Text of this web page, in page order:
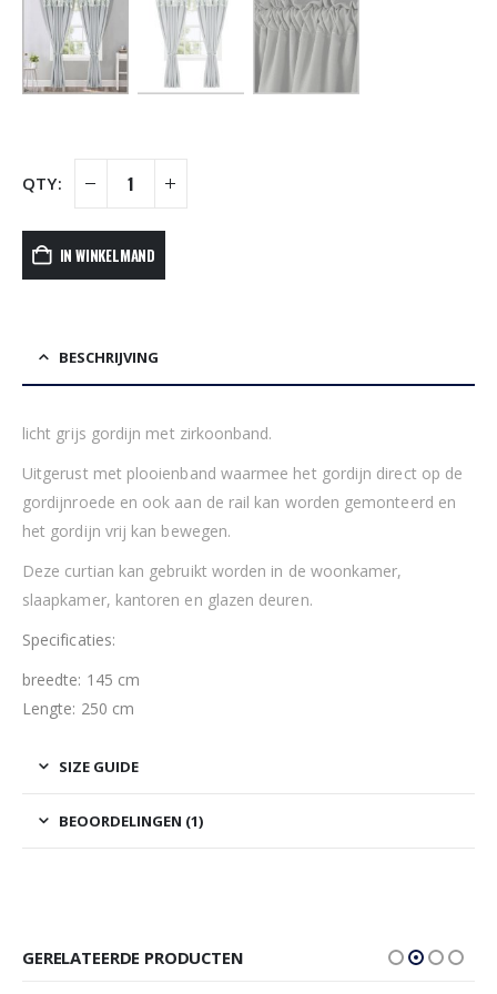
IN WINKELMAND
BESCHRIJVING
licht grijs gordijn met zirkoonband.
Uitgerust met plooienband waarmee het gordijn direct op de
gordijnroede en ook aan de rail kan worden gemonteerd en
het gordijn vrij kan bewegen.
Deze curtian kan gebruikt worden in de woonkamer,
slaapkamer, kantoren en glazen deuren.
Specificaties:
breedte: 145 cm
Lengte: 250 cm
SIZE GUIDE
BEOORDELINGEN (1)
GERELATEERDE PRODUCTEN